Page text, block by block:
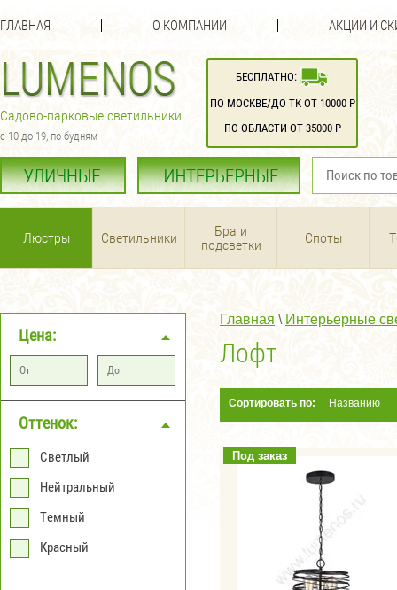
ГЛАВНАЯ О КОМПАНИИ АКЦИИ И
Садово-парковые светильники
с 10 до 19, по будням
БЕСПЛАТНО:
ПО МОСКВЕ/ДО ТК ОТ 10000 Р
ПО ОБЛАСТИ ОТ 35000 Р
Люстры Светильники
Бра и
подсветки
Споты
Цена:
Оттенок:
Светлый
Нейтральный
Темный
Красный
Главная \ Интерьерные
Лофт
Сортировать по: Названию
Под заказ